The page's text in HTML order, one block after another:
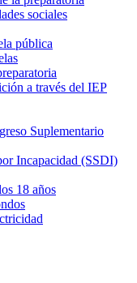
sociales
pública
a través del IEP
Suplementario
Incapacidad (SSDI)
18 años